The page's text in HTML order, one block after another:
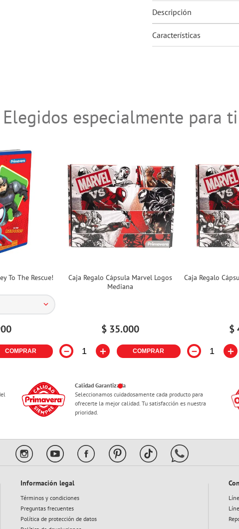
Descripción
Características
Elegidos especialmente para ti
To The Rescue!
COMPRAR
Caja Regalo Cápsula Marvel Logos
Mediana
$ 35.000
－ ＋ COMPRAR
Caja Regalo
$
－ ＋
Calidad Garantizada
Seleccionamos cuidadosamente cada producto para
ofrecerte la mejor calidad. Tu satisfacción es nuestra
prioridad.
Información legal
Términos y condiciones
Preguntas frecuentes
Política de protección de datos